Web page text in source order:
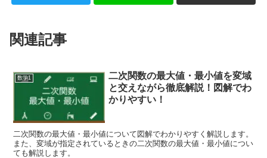
関連記事
数学1
二次関数の最大値・最小値を変域
と交えながら徹底解説！図解でわ
かりやすい！
二次関数の最大値・最小値について図解でわかりやすく解説します。
また、変域が指定されているときの二次関数の最大値・最小値につい
ても解説します。